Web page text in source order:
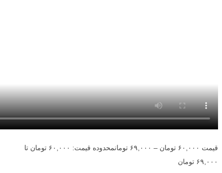
قیمت ۶۰,۰۰۰ تومان – ۶۹,۰۰۰ تومان
محدوده قیمت: ۶۰,۰۰۰ تومان تا
۶۹,۰۰۰ تومان